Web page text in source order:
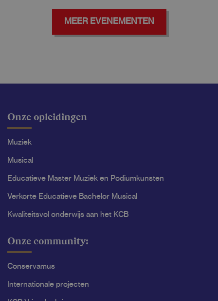
MEER EVENEMENTEN
Onze opleidingen
Muziek
Musical
Educatieve Master Muziek en Podiumkunsten
Verkorte Educatieve Bachelor Musical
Kwaliteitsvol onderwijs aan het KCB
Onze community:
Conservamus
Internationale projecten